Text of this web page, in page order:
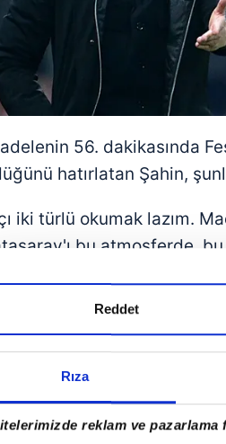
Rıza
reklam ve pazarlama
Reddet
56. dakikasında
hatırlatan Şahin,
iki türlü okumak lazım.
bu atmosferde,
Ön alan baskısını da
erken yediğimiz çift
Hemen arkasından gol
oldu. Ondan sonra
yansıtamadık. Bu tarz
oynaman lazım.
istediğimiz